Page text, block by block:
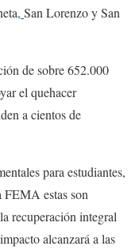
, San Lorenzo y San
de sobre 652.000
el quehacer
a cientos de
para estudiantes,
FEMA estas son
recuperación integral
alcanzará a las